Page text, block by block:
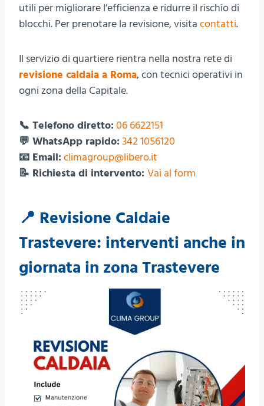
utili per migliorare l’efficienza e ridurre il rischio di
blocchi. Per prenotare la revisione, visita contatti.
Il servizio di quartiere rientra nella nostra rete di
revisione caldaia a Roma, con tecnici operativi in
ogni zona della Capitale.
📞 Telefono diretto: 06 6622151
💬 WhatsApp rapido: 342 1056120
📧 Email: climagroup@libero.it
📝 Richiesta di intervento: Vai al form
📍 Revisione Caldaie
Trastevere: interventi anche in
giornata in zona Trastevere